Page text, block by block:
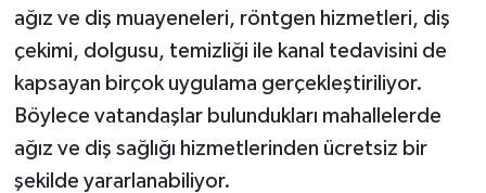
ağız ve diş muayeneleri, röntgen hizmetleri, diş
çekimi, dolgusu, temizliği ile kanal tedavisini de
kapsayan birçok uygulama gerçekleştiriliyor.
Böylece vatandaşlar bulundukları mahallelerde
ağız ve diş sağlığı hizmetlerinden ücretsiz bir
şekilde yararlanabiliyor.